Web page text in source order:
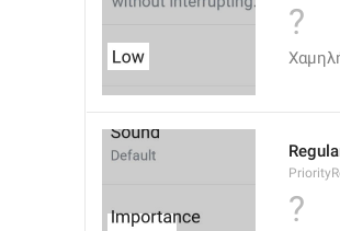
?
?